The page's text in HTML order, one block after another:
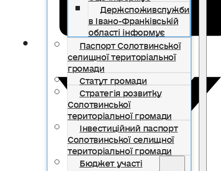
Держспоживслужби
в Івано-Франківській
області інформує
Паспорт Солотвинської
селищної територіальної
громади
Статут громади
Стратегія розвитку
Солотвинської
територіальної громади
Інвестиційний паспорт
Солотвинської селищної
територіальної громади
Бюджет участі